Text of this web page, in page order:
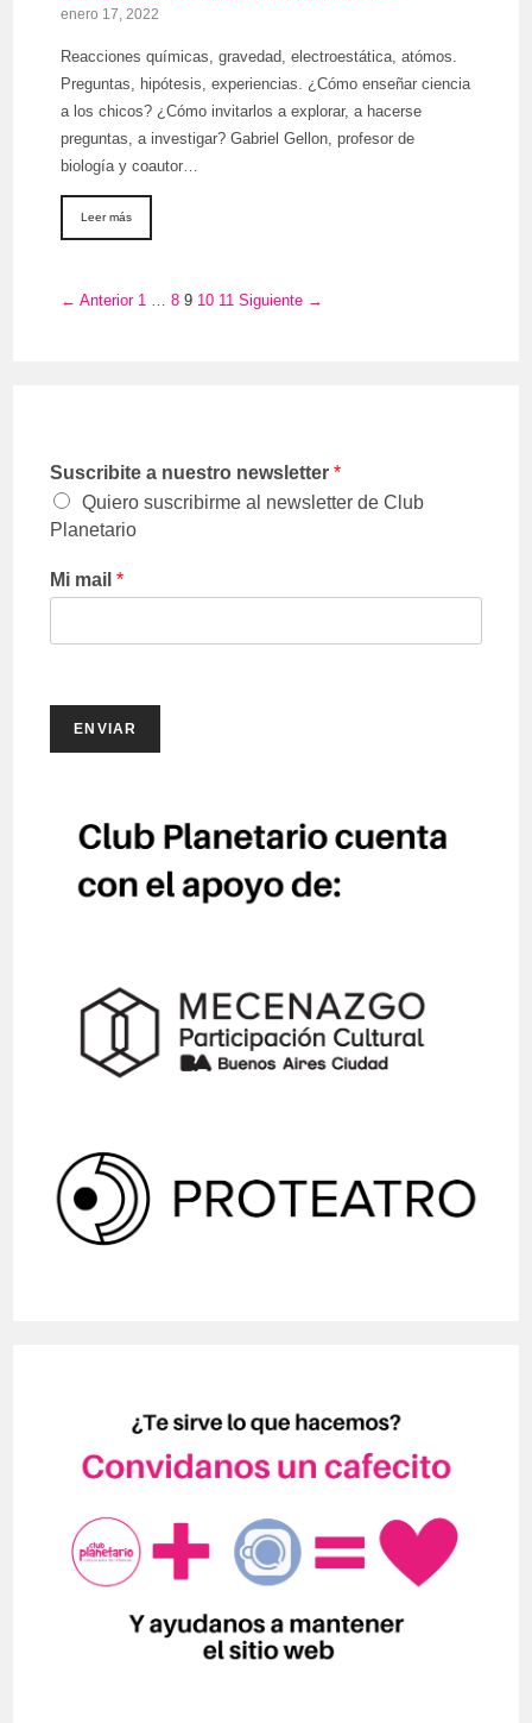
enero 17, 2022
Reacciones químicas, gravedad, electroestática, atómos.
Preguntas, hipótesis, experiencias. ¿Cómo enseñar ciencia
a los chicos? ¿Cómo invitarlos a explorar, a hacerse
preguntas, a investigar? Gabriel Gellon, profesor de
biología y coautor…
Leer más
← Anterior 1 … 8 9 10 11 Siguiente →
Suscribite a nuestro newsletter*
Quiero suscribirme al newsletter de Club
Planetario
Mi mail*
ENVIAR